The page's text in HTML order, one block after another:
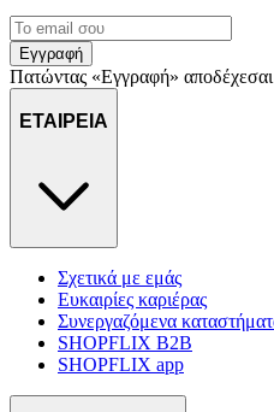
Εγγραφή
Πατώντας «Εγγραφή» αποδέχεσαι
ΕΤΑΙΡΕΙΑ
Σχετικά με εμάς
Ευκαιρίες καριέρας
Συνεργαζόμενα
SHOPFLIX B2B
SHOPFLIX app